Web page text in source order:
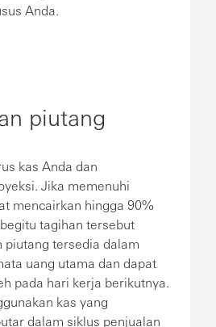
Anda.
piutang
kas Anda dan
Jika memenuhi
mencairkan hingga 90%
tagihan tersebut
piutang tersedia dalam
uang utama dan dapat
pada hari kerja berikutnya.
kas yang
dalam siklus penjualan